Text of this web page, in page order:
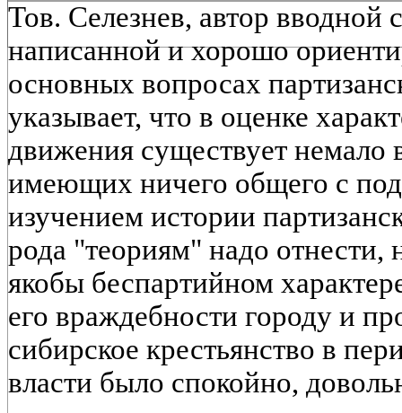
Тов. Селезнев, автор вводной
написанной и хорошо
основных вопросах
указывает, что в оценке
движения существует немало
имеющих ничего общего с
изучением истории
рода "теориям" надо отнести,
якобы беспартийном
его враждебности городу и
сибирское крестьянство в
власти было спокойно,